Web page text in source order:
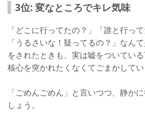
3位: 変なところでキレ気味
「どこに行ってたの？」「誰と行っ
「うるさいな！疑ってるの？」なん
をされたときも、実は嘘をついている
核心を突かれたくなくてごまかしてい
「ごめんごめん」と言いつつ、静か
しょう。